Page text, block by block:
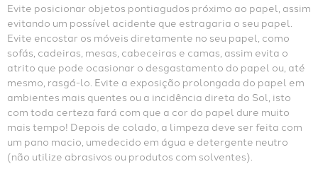
Evite posicionar objetos pontiagudos próximo ao papel, assim
evitando um possível acidente que estragaria o seu papel.
Evite encostar os móveis diretamente no seu papel, como
sofás, cadeiras, mesas, cabeceiras e camas, assim evita o
atrito que pode ocasionar o desgastamento do papel ou, até
mesmo, rasgá-lo. Evite a exposição prolongada do papel em
ambientes mais quentes ou a incidência direta do Sol, isto
com toda certeza fará com que a cor do papel dure muito
mais tempo! Depois de colado, a limpeza deve ser feita com
um pano macio, umedecido em água e detergente neutro
(não utilize abrasivos ou produtos com solventes).